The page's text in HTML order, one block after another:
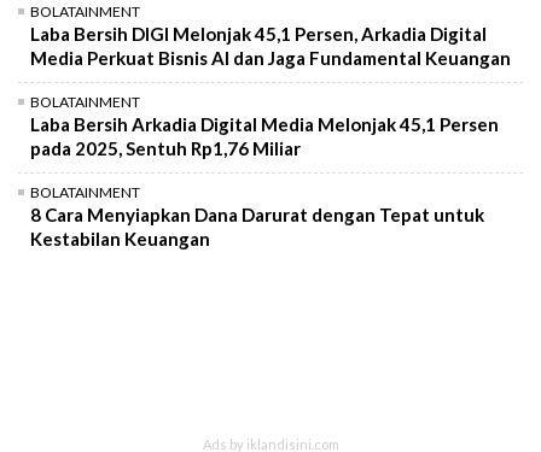
BOLATAINMENT
Laba Bersih DIGI Melonjak 45,1 Persen, Arkadia Digital
Media Perkuat Bisnis AI dan Jaga Fundamental Keuangan
BOLATAINMENT
Laba Bersih Arkadia Digital Media Melonjak 45,1 Persen
pada 2025, Sentuh Rp1,76 Miliar
BOLATAINMENT
8 Cara Menyiapkan Dana Darurat dengan Tepat untuk
Kestabilan Keuangan